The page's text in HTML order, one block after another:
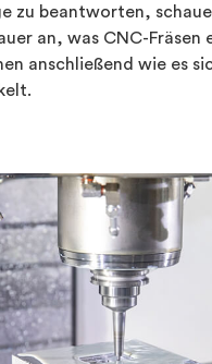
zu beantworten,
an, was CNC-Fräsen
anschließend wie es